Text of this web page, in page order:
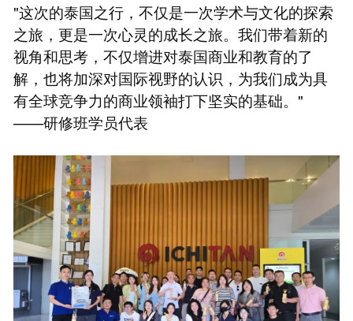
"这次的泰国之行，不仅是一次学术与文化的探索
之旅，更是一次心灵的成长之旅。我们带着新的
视角和思考，不仅增进对泰国商业和教育的了
解，也将加深对国际视野的认识，为我们成为具
有全球竞争力的商业领袖打下坚实的基础。"
——研修班学员代表